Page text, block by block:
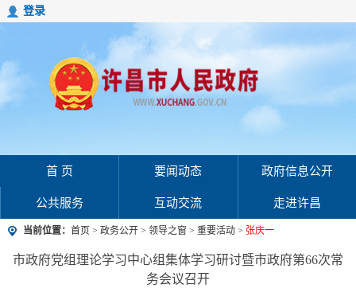
登录
首 页 要闻动态 政府信息公开
公共服务 互动交流 走进许昌
当前位置： 首页 > 政务公开 > 领导之窗 > 重要活动 > 张庆一
市政府党组理论学习中心组集体学习研讨暨市政府第66次常
务会议召开